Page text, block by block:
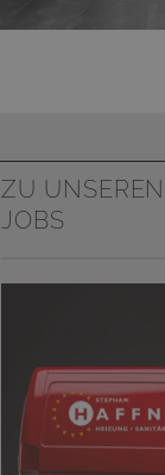
ZU UNSEREN
JOBS